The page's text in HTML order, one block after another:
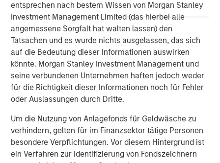
entsprechen nach bestem Wissen von Morgan Stanley
Investment Management Limited (das hierbei alle
angemessene Sorgfalt hat walten lassen) den
Tatsachen und es wurde nichts ausgelassen, das sich
auf die Bedeutung dieser Informationen auswirken
könnte. Morgan Stanley Investment Management und
seine verbundenen Unternehmen haften jedoch weder
für die Richtigkeit dieser Informationen noch für Fehler
oder Auslassungen durch Dritte.
Um die Nutzung von Anlagefonds für Geldwäsche zu
verhindern, gelten für im Finanzsektor tätige Personen
besondere Verpflichtungen. Vor diesem Hintergrund ist
ein Verfahren zur Identifizierung von Fondszeichnern
Real Estate Midyear Outlook:
Constructive Amid Fluid Backdrop
The current macroenvironment remains resilient
despite elevated volatility and divergence across
markets. As inflation and energy prices keep
central banks hawkish, real estate continues to
offer attractive relative value, supported by a
25% repricing, durable income streams, and
constrained supply. In this environment,
diversified portfolios and selective asset-level
investing remain critical.
07-AUG-2026